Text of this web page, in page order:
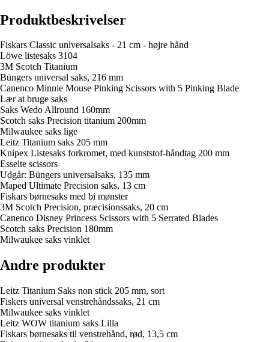
Produktbeskrivelser
Fiskars Classic universalsaks - 21 cm - højre hånd
Löwe listesaks 3104
3M Scotch Titanium
Büngers universal saks, 216 mm
Canenco Minnie Mouse Pinking Scissors with 5 Pinking Blade
Lær at bruge saks
Saks Wedo Allround 160mm
Scotch saks Precision titanium 200mm
Milwaukee saks lige
Leitz Titanium saks 205 mm
Knipex Listesaks forkromet, med kunststof-håndtag 200 mm
Esselte scissors
Udgår: Büngers universalsaks, 135 mm
Maped Ultimate Precision saks, 13 cm
Fiskars børnesaks med bi mønster
3M Scotch Precision, præcisionssaks, 20 cm
Canenco Disney Princess Scissors with 5 Serrated Blades
Scotch saks Precision 180mm
Milwaukee saks vinklet
Andre produkter
Leitz Titanium Saks non stick 205 mm, sort
Fiskers universal venstrehåndssaks, 21 cm
Milwaukee saks vinklet
Leitz WOW titanium saks Lilla
Fiskars børnesaks til venstrehånd, rød, 13,5 cm